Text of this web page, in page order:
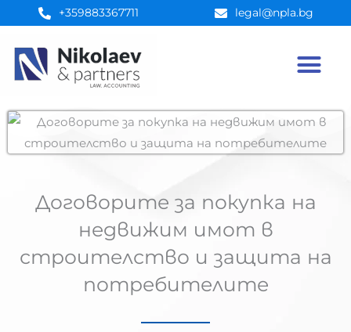
Преминете
към
съдържанието
+359883367711 legal@npla.bg
Договорите за покупка на
недвижим имот в
строителство и защита на
потребителите